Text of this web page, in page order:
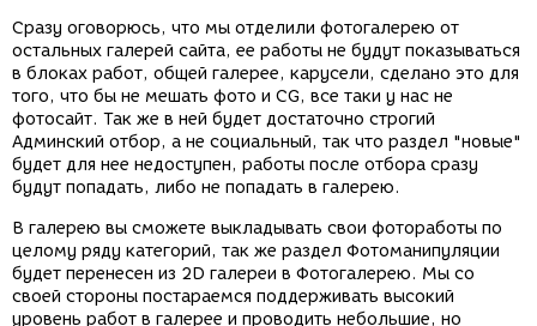
Сразу оговорюсь, что мы отделили фотогалерею от
остальных галерей сайта, ее работы не будут показываться
в блоках работ, общей галерее, карусели, сделано это для
того, что бы не мешать фото и CG, все таки у нас не
фотосайт. Так же в ней будет достаточно строгий
Админский отбор, а не социальный, так что раздел "новые"
будет для нее недоступен, работы после отбора сразу
будут попадать, либо не попадать в галерею.
В галерею вы сможете выкладывать свои фотоработы по
целому ряду категорий, так же раздел Фотоманипуляции
будет перенесен из 2D галереи в Фотогалерею. Мы со
своей стороны постараемся поддерживать высокий
уровень работ в галерее и проводить небольшие, но